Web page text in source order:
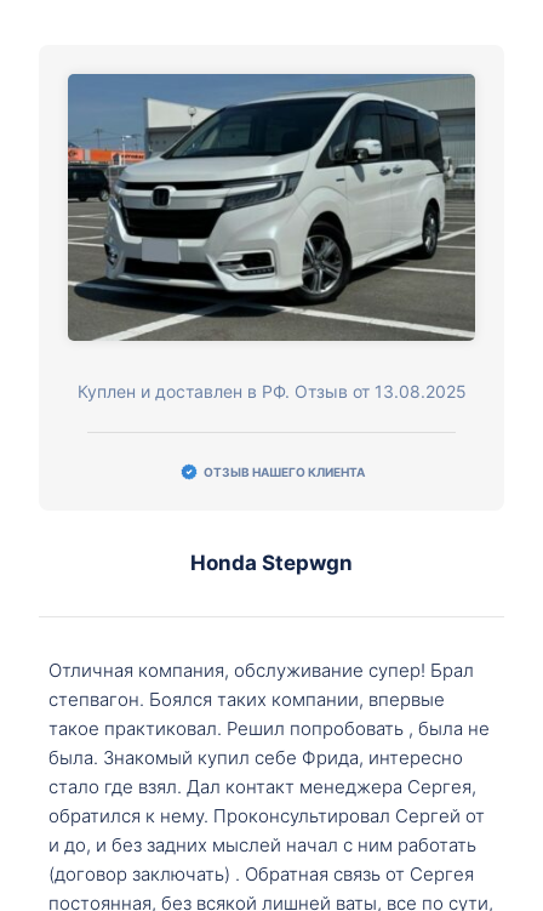
Куплен и доставлен в РФ. Отзыв от 13.08.2025
ОТЗЫВ НАШЕГО КЛИЕНТА
Honda Stepwgn
Отличная компания, обслуживание супер! Брал
степвагон. Боялся таких компании, впервые
такое практиковал. Решил попробовать , была не
была. Знакомый купил себе Фрида, интересно
стало где взял. Дал контакт менеджера Сергея,
обратился к нему. Проконсультировал Сергей от
и до, и без задних мыслей начал с ним работать
(договор заключать) . Обратная связь от Сергея
постоянная, без всякой лишней ваты, все по сути,